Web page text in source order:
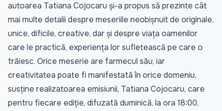
autoarea Tatiana Cojocaru și-a propus să prezinte cât
mai multe detalii despre meseriile neobișnuit de originale,
unice, dificile, creative, dar și despre viața oamenilor
care le practică, experiența lor sufletească pe care o
trăiesc. Orice meserie are farmecul său, iar
creativitatea poate fi manifestată în orice domeniu,
susține realizatoarea emisiunii, Tatiana Cojocaru, care
pentru fiecare ediție, difuzată duminică, la ora 18:00,